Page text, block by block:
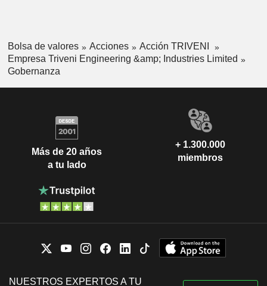
Bolsa de valores Acciones
Acción TRIVENI
Empresa Triveni Engineering &amp; Industries Limited
Gobernanza
Más de 20 años
a tu lado
+ 1.300.000
miembros
NUESTROS EXPERTOS A TU